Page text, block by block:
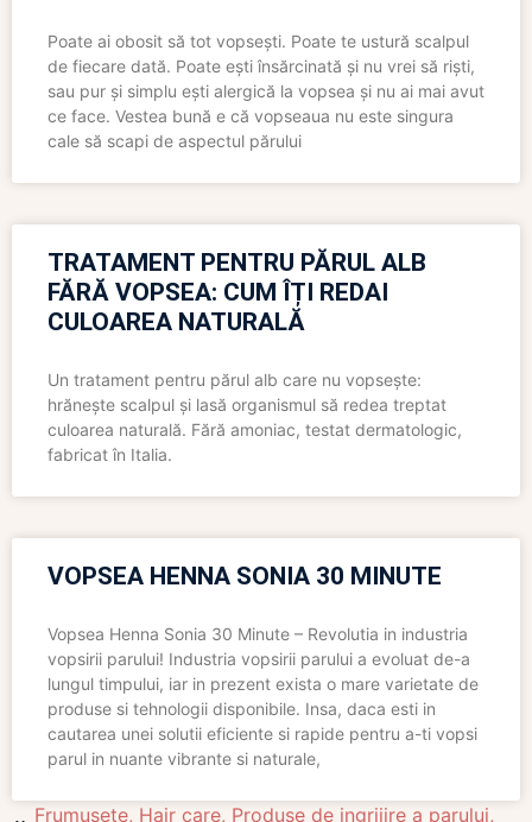
Poate ai obosit să tot vopsești. Poate te ustură scalpul
de fiecare dată. Poate ești însărcinată și nu vrei să riști,
sau pur și simplu ești alergică la vopsea și nu ai mai avut
ce face. Vestea bună e că vopseaua nu este singura
cale să scapi de aspectul părului
TRATAMENT PENTRU PĂRUL ALB
FĂRĂ VOPSEA: CUM ÎȚI REDAI
CULOAREA NATURALĂ
Un tratament pentru părul alb care nu vopsește:
hrănește scalpul și lasă organismul să redea treptat
culoarea naturală. Fără amoniac, testat dermatologic,
fabricat în Italia.
VOPSEA HENNA SONIA 30 MINUTE
Vopsea Henna Sonia 30 Minute – Revolutia in industria
vopsirii parului! Industria vopsirii parului a evoluat de-a
lungul timpului, iar in prezent exista o mare varietate de
produse si tehnologii disponibile. Insa, daca esti in
cautarea unei solutii eficiente si rapide pentru a-ti vopsi
parul in nuante vibrante si naturale,
Frumusete, Hair care, Produse de ingrijire a parului,